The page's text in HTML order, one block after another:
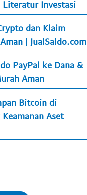
Literatur Investasi
dan Klaim
| JualSaldo.com
PayPal ke Dana &
Aman
Bitcoin di
Aset